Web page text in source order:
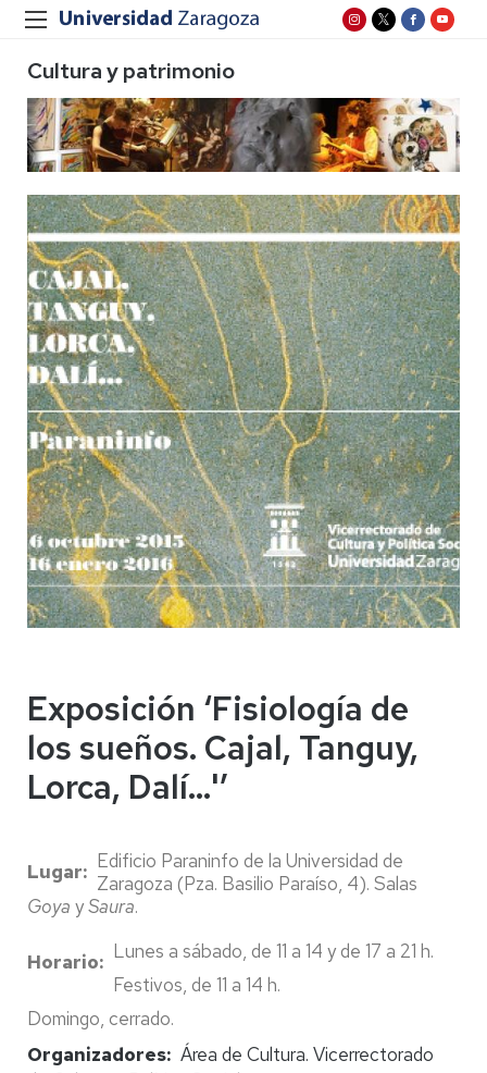
Cultura y patrimonio
Exposición ‘Fisiología de
los sueños. Cajal, Tanguy,
Lorca, Dalí...'’
Lugar
Edificio Paraninfo de la Universidad de
Zaragoza (Pza. Basilio Paraíso, 4). Salas
Goya ySaura.
Horario
Lunes a sábado, de 11 a 14 y de 17 a 21 h.
Festivos, de 11 a 14 h.
Domingo, cerrado.
Organizadores Área de Cultura. Vicerrectorado